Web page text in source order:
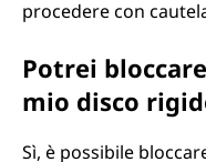
procedere con
Potrei
mio disco
Sì, è possibile